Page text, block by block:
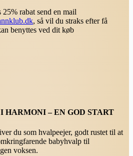
rabat send en mail
, så vil du straks efter få
benyttes ved dit køb
HARMONI – EN GOD START
du som hvalpeejer, godt rustet til at
babyhvalp til
voksen.